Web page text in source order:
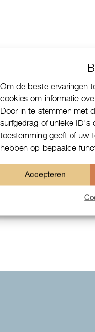
Om de beste ervaringen
cookies om informatie
Door in te stemmen met
surfgedrag of unieke ID's
toestemming geeft of uw
hebben op bepaalde
Accepteren
Patek